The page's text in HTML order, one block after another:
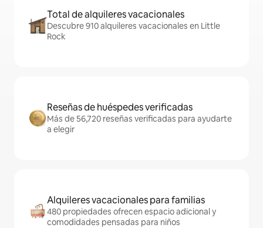
Total de alquileres vacacionales
Descubre 910 alquileres vacacionales en Little
Rock
Reseñas de huéspedes verificadas
Más de 56,720 reseñas verificadas para ayudarte
a elegir
Alquileres vacacionales para familias
480 propiedades ofrecen espacio adicional y
comodidades pensadas para niños